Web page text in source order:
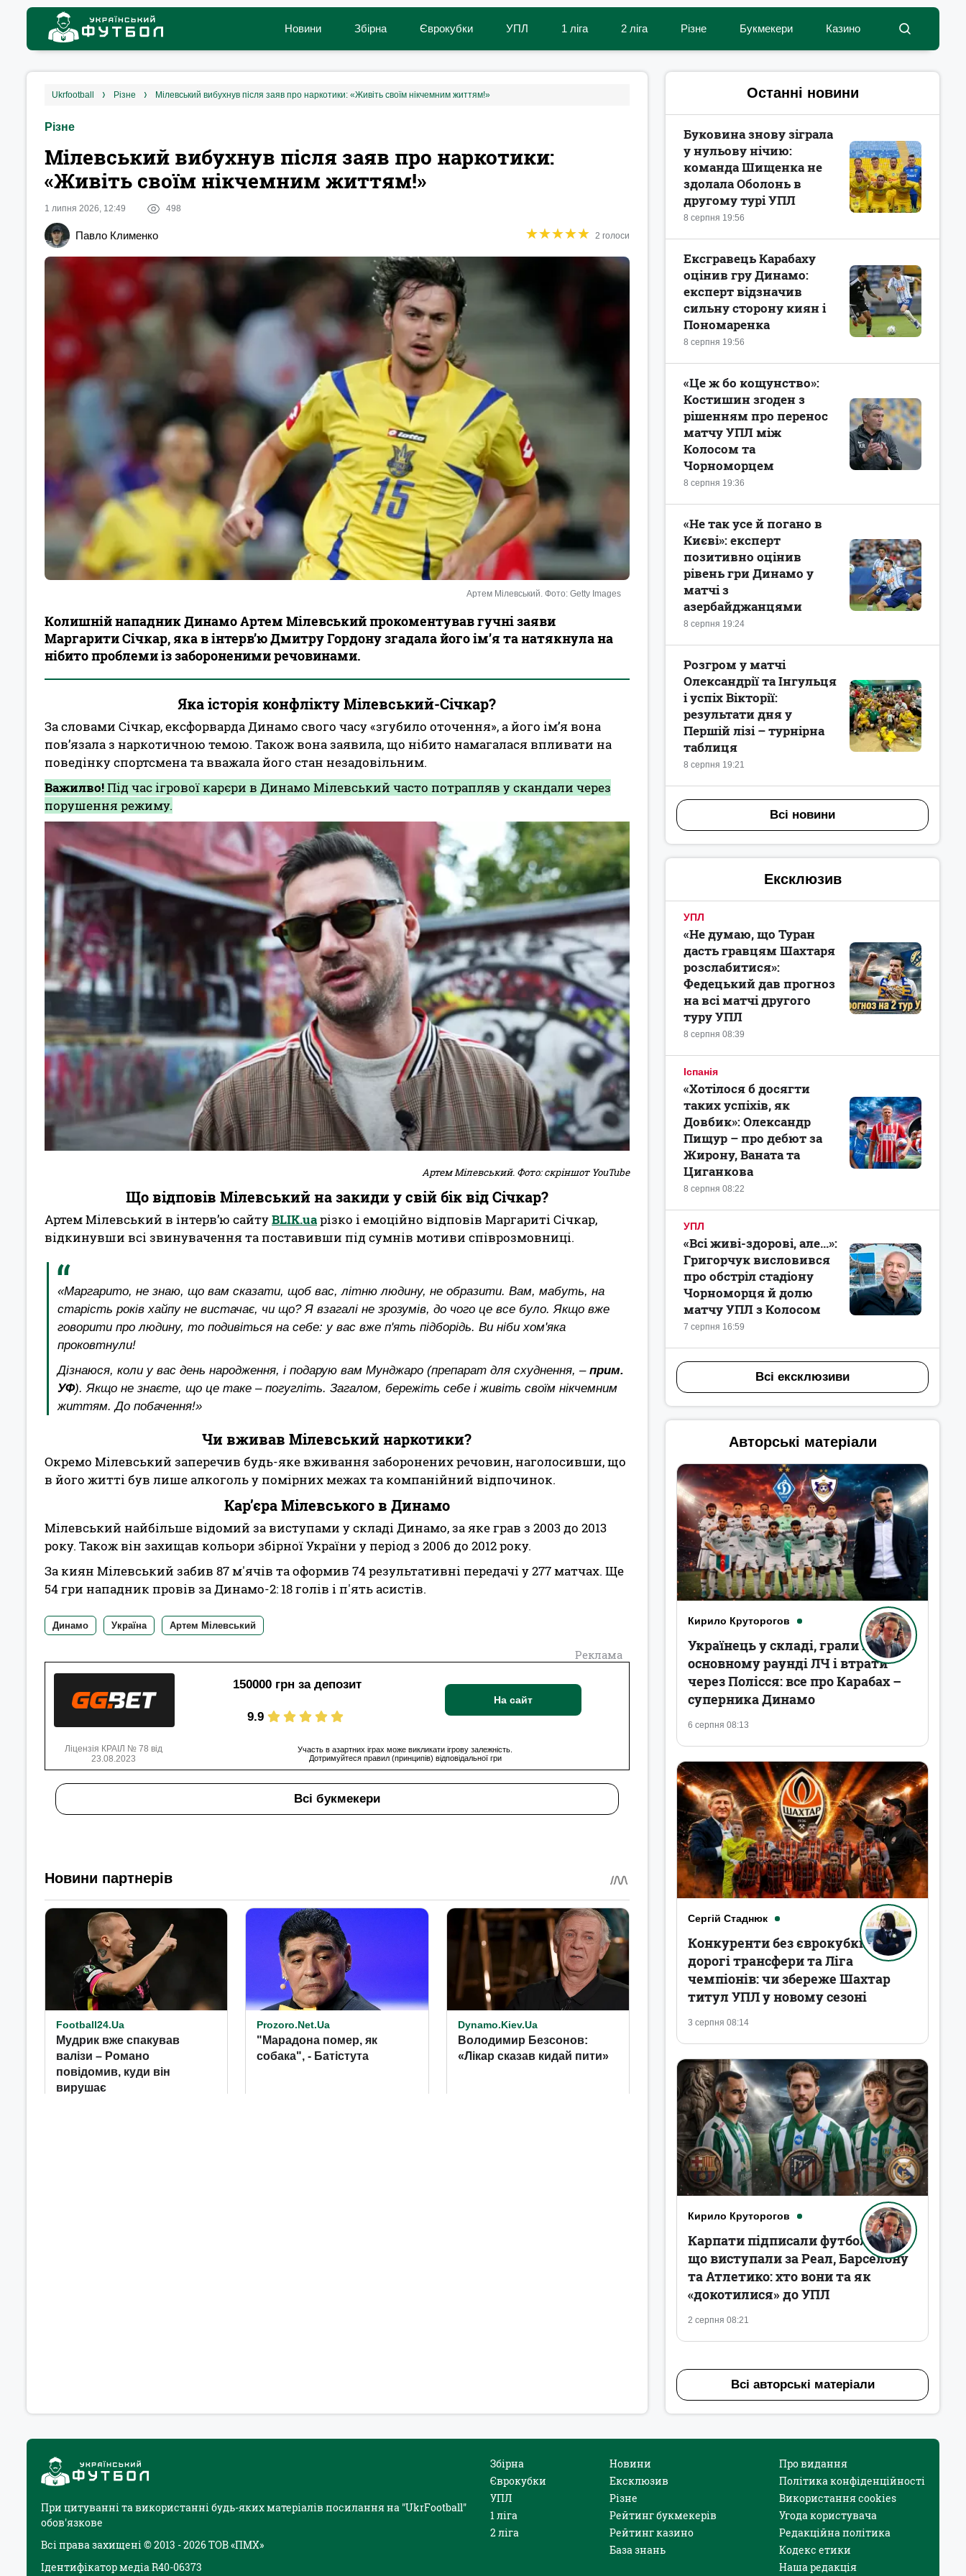
Новини Збірна Єврокубки УПЛ 1 ліга 2 ліга Різне Букмекери Казино
ukrfootball різне Мілевський вибухнув після заяв про наркотики: «Живіть своїм нікчемним життям!»
Різне
Мілевський вибухнув після заяв про наркотики:
«Живіть своїм нікчемним життям!»
1 липня 2026, 12:49 498
Павло Клименко ★★★★★
★★★★★ 2 голоси
Артем Мілевський. Фото: Getty Images
Колишній нападник Динамо Артем Мілевський прокоментував гучні заяви
Маргарити Січкар, яка в інтерв’ю Дмитру Гордону згадала його ім’я та натякнула на
нібито проблеми із забороненими речовинами.
Яка історія конфлікту Мілевський-Січкар?
За словами Січкар, ексфорварда Динамо свого часу «згубило оточення», а його ім’я вона
пов’язала з наркотичною темою. Також вона заявила, що нібито намагалася впливати на
поведінку спортсмена та вважала його стан незадовільним.
Важилво!Під час ігрової карєри в Динамо Мілевський часто потрапляв у скандали через
порушення режиму.
Артем Мілевський. Фото: скріншот YouTube
Що відповів Мілевський на закиди у свій бік від Січкар?
Артем Мілевський в інтерв’ю cайтуBLIK.uaрізко і емоційно відповів Маргариті Січкар,
відкинувши всі звинувачення та поставивши під сумнів мотиви співрозмовниці.
«Маргарито, не знаю, що вам сказати, щоб вас, літню людину, не образити. Вам, мабуть, на
старість років хайпу не вистачає, чи що? Я взагалі не зрозумів, до чого це все було. Якщо вже
говорити про людину, то подивіться на себе: у вас вже п'ять підборідь. Ви ніби хом'яка
проковтнули!
Дізнаюся, коли у вас день народження, і подарую вам Мунджаро (препарат для схуднення, – прим.
УФ). Якщо не знаєте, що це таке – погугліть. Загалом, бережіть себе і живіть своїм нікчемним
життям. До побачення!»
Чи вживав Мілевський наркотики?
Окремо Мілевський заперечив будь-яке вживання заборонених речовин, наголосивши, що
в його житті був лише алкоголь у помірних межах та компанійний відпочинок.
Кар’єра Мілевського в Динамо
Мілевський найбільше відомий за виступами у складі Динамо, за яке грав з 2003 до 2013
року. Також він захищав кольори збірної України у період з 2006 до 2012 року.
За киян Мілевський забив 87 м'ячів та оформив 74 результативні передачі у 277 матчах. Ще
54 гри нападник провів за Динамо-2: 18 голів і п'ять асистів.
Динамо Україна Артем Мілевський
Реклама
150000 грн за депозит
9.9
На сайт
Ліцензія КРАІЛ № 78 від
23.08.2023
Участь в азартних іграх може викликати ігрову залежність.
Дотримуйтеся правил (принципів) відповідальної гри
Всі букмекери
Останні новини
8 серпня 19:56
Буковина знову зіграла
у нульову нічию:
команда Шищенка не
здолала Оболонь в
другому турі УПЛ
8 серпня 19:56
Ексгравець Карабаху
оцінив гру Динамо:
експерт відзначив
сильну сторону киян і
Пономаренка
8 серпня 19:36
«Це ж бо кощунство»:
Костишин згоден з
рішенням про перенос
матчу УПЛ між
Колосом та
Чорноморцем
8 серпня 19:24
«Не так усе й погано в
Києві»: експерт
позитивно оцінив
рівень гри Динамо у
матчі з
азербайджанцями
8 серпня 19:21
Розгром у матчі
Олександрії та Інгульця
і успіх Вікторії:
результати дня у
Першій лізі – турнірна
таблиця
Всі новини
Ексклюзив
УПЛ
8 серпня 08:39
«Не думаю, що Туран
дасть гравцям Шахтаря
розслабитися»:
Федецький дав прогноз
на всі матчі другого
туру УПЛ
Іспанія
8 серпня 08:22
«Хотілося б досягти
таких успіхів, як
Довбик»: Олександр
Пищур – про дебют за
Жирону, Ваната та
Циганкова
УПЛ
7 серпня 16:59
«Всі живі-здорові, але...»:
Григорчук висловився
про обстріл стадіону
Чорноморця й долю
матчу УПЛ з Колосом
Всі ексклюзиви
Авторські матеріали
Кирило Круторогов
6 серпня 08:13
Українець у складі, грали в
основному раунді ЛЧ і втрати
через Полісся: все про Карабах –
суперника Динамо
Сергій Стаднюк
3 серпня 08:14
Конкуренти без єврокубків,
дорогі трансфери та Ліга
чемпіонів: чи збереже Шахтар
титул УПЛ у новому сезоні
Кирило Круторогов
2 серпня 08:21
Карпати підписали футболістів,
що виступали за Реал, Барселону
та Атлетико: хто вони та як
«докотилися» до УПЛ
Всі авторські матеріали
При цитуванні та використанні будь-яких матеріалів посилання на "UkrFootball"
обов'язкове
Всі права захищені © 2013 - 2026 ТОВ «ПМХ»
Ідентифікатор медіа R40-06373
Збірна
Єврокубки
УПЛ
1 ліга
2 ліга
Новини
Ексклюзив
Різне
Рейтинг букмекерів
Рейтинг казино
База знань
Про видання
Політика конфіденційності
Використання cookies
Угода користувача
Редакційна політика
Кодекс етики
Наша редакція